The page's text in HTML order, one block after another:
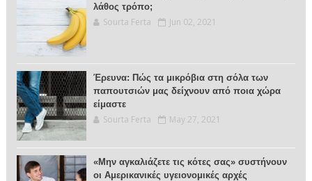
λάθος τρόπο;
Sourta Ferta Jun 02, 2021
Έρευνα: Πώς τα μικρόβια στη σόλα των
παπουτσιών μας δείχνουν από ποια χώρα
είμαστε
Sourta Ferta May 27, 2021
«Μην αγκαλιάζετε τις κότες σας» συστήνουν
οι Αμερικανικές υγειονομικές αρχές